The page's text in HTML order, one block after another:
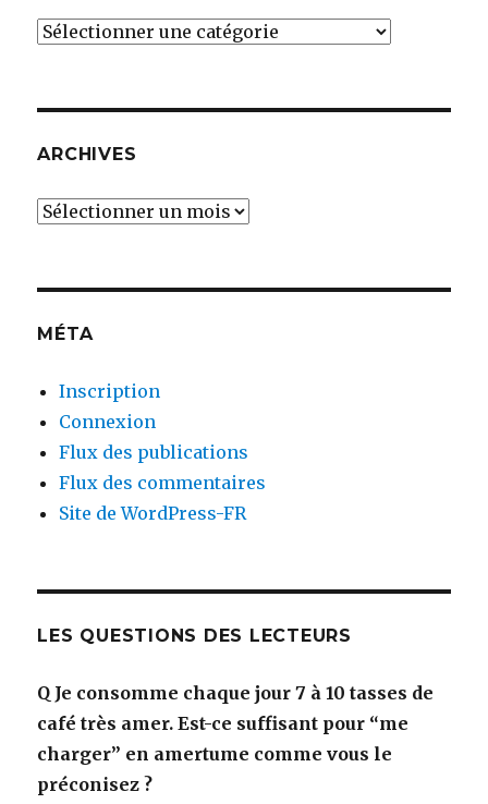
THÈMES
ARCHIVES
Archives
MÉTA
Inscription
Connexion
Flux des publications
Flux des commentaires
Site de WordPress-FR
LES QUESTIONS DES LECTEURS
Q Je consomme chaque jour 7 à 10 tasses de
café très amer. Est-ce suffisant pour “me
charger” en amertume comme vous le
préconisez ?